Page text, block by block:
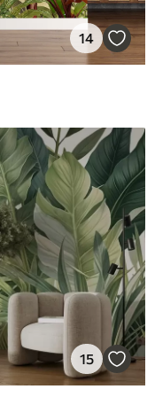
14
15